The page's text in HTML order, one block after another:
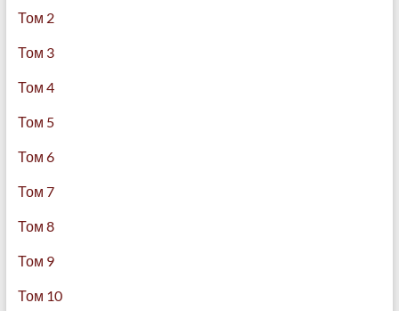
Том 2
Том 3
Том 4
Том 5
Том 6
Том 7
Том 8
Том 9
Том 10